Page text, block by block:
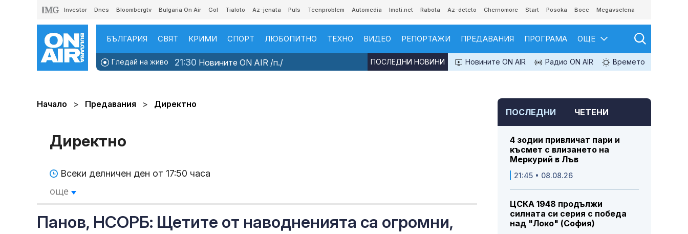
Investor Dnes Bloombergtv Bulgaria On Air Gol Tialoto Az-jenata Puls Teenproblem Automedia Imoti.net Rabota Az-deteto Chernomore Start Posoka Boec Megavselena
БЪЛГАРИЯ СВЯТ КРИМИ СПОРТ ЛЮБОПИТНО ТЕХНО ВИДЕО РЕПОРТАЖИ ПРЕДАВАНИЯ ПРОГРАМА ОЩЕ
Гледай на живо 21:30 Новините ON AIR /п./ Новините ON AIR Радио ON AIR Времето
ПОСЛЕДНИ НОВИНИ
Начало Предавания Директно
Директно
Всеки делничен ден от 17:50 часа
още
Панов, НСОРБ: Щетите от наводненията са огромни,
ПОСЛЕДНИ ЧЕТЕНИ
4 зодии привличат пари и
късмет с влизането на
Меркурий в Лъв
21:45 • 08.08.26
ЦСКА 1948 продължи
силната си серия с победа
над "Локо" (София)